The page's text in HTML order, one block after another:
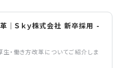
｜Ｓｋｙ株式会社 新卒採用 -
生・働き方改革についてご紹介しま